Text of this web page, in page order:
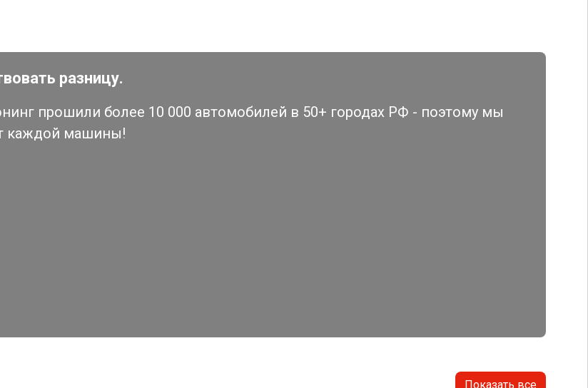
разницу.
прошили более 10 000 автомобилей в 50+ городах РФ - поэтому мы
каждой машины!
Показать все